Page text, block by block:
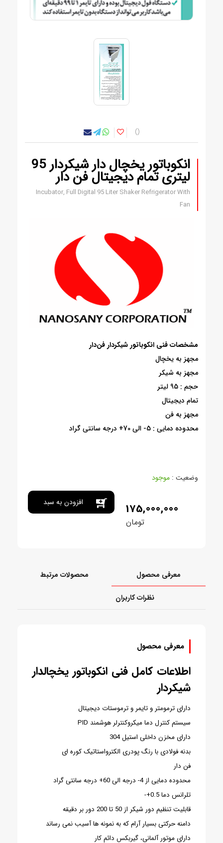
انکوباتور یخچال دار شیکردار 95
لیتری تمام دیجیتال فن دار
Incubator, Full Digital 95 Liter Shaker Refrigerator With
Fan
مشخصات فنی انکوباتور شیکردار فن‌دار
مجهز به یخچال
مجهز به شیکر
حجم : 95 لیتر
تمام دیجیتال
مجهز به فن
محدوده دمایی : 5- الی 70+ درجه سانتی گراد
وضعیت : موجود
175,000,000
تومان
افزودن به سبد
معرفی محصول محصولات مرتبط
نظرات کاربران
معرفی محصول
اطلاعات کامل فنی انکوباتور یخچالدار
شیکردار
دارای ترمومتر و تایمر و ترموستات دیجیتال
سیستم کنترل دما میکروکنترلر هوشمند PID
دارای مخزن داخلی استیل 304
بدنه فولادی با رنگ پودری الکترواستاتیک کوره ای
فن دار
محدوده دمایی از 4- درجه الی 60+ درجه سانتی گراد
تلرانس دما 0.5+-
قابلیت تنظیم دور شیکر از 50 تا 200 دور بر دقیقه
دامنه حرکتی بسیار آرام که به نمونه ها آسیب نمی رساند
دارای موتور آلمانی، گیربکس دائم کار